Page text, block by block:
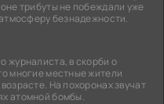
трибуты не побеждали уже
безнадежности.
журналиста, в скорби о
многие местные жители
На похоронах звучат
атомной бомбы.